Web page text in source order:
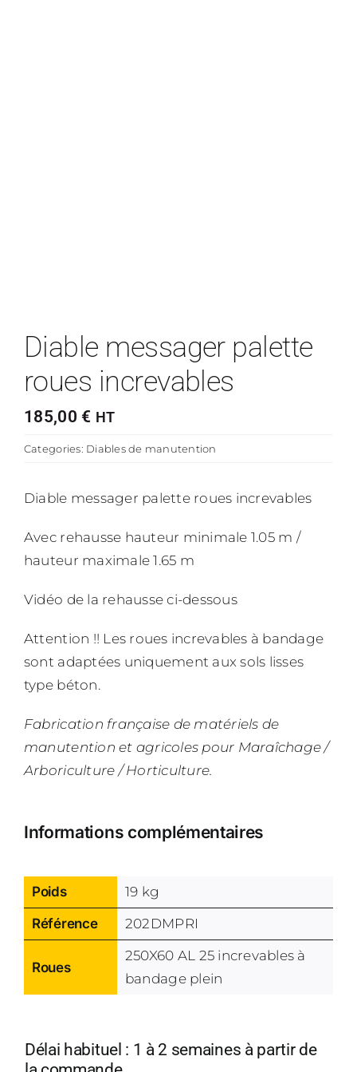
Diable messager palette
roues increvables
185,00 € HT
Categories: Diables de manutention
Diable messager palette roues increvables
Avec rehausse hauteur minimale 1.05 m /
hauteur maximale 1.65 m
Vidéo de la rehausse ci-dessous
Attention !! Les roues increvables à bandage
sont adaptées uniquement aux sols lisses
type béton.
Fabrication française de matériels de
manutention et agricoles pour Maraîchage /
Arboriculture / Horticulture.
Informations complémentaires
Poids
19 kg
Référence
202DMPRI
Roues
250X60 AL 25 increvables à
bandage plein
Délai habituel : 1 à 2 semaines à partir de